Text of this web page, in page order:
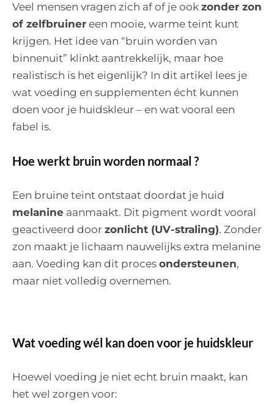
Veel mensen vragen zich af of je ook zonder zon
of zelfbruiner een mooie, warme teint kunt
krijgen. Het idee van “bruin worden van
binnenuit” klinkt aantrekkelijk, maar hoe
realistisch is het eigenlijk? In dit artikel lees je
wat voeding en supplementen écht kunnen
doen voor je huidskleur – en wat vooral een
fabel is.
Hoe werkt bruin worden normaal ?
Een bruine teint ontstaat doordat je huid
melanine aanmaakt. Dit pigment wordt vooral
geactiveerd door zonlicht (UV-straling). Zonder
zon maakt je lichaam nauwelijks extra melanine
aan. Voeding kan dit proces ondersteunen,
maar niet volledig overnemen.
Wat voeding wél kan doen voor je huidskleur
Hoewel voeding je niet echt bruin maakt, kan
het wel zorgen voor: